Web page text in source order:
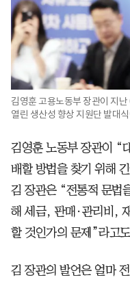
김영훈 고용노동부 장관이 지
열린 생산성 향상 지원단 발대
김영훈 노동부 장관이 “
배할 방법을 찾기 위해
김 장관은 “전통적 문법
해 세금, 판매·관리비,
할 것인가의 문제”라고
김 장관의 발언은 얼마